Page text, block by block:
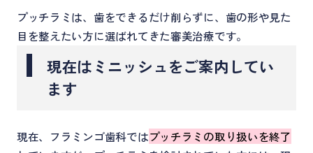
プッチラミは、歯をできるだけ削らずに、歯の形や見た
目を整えたい方に選ばれてきた審美治療です。
現在はミニッシュをご案内してい
ます
現在、フラミンゴ歯科ではプッチラミの取り扱いを終了